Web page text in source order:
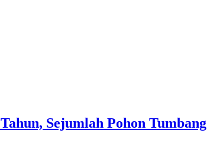
Sejumlah Pohon Tumbang